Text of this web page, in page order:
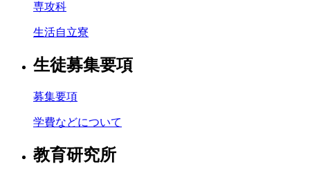
専攻科
生活自立寮
生徒募集要項
募集要項
学費などについて
教育研究所